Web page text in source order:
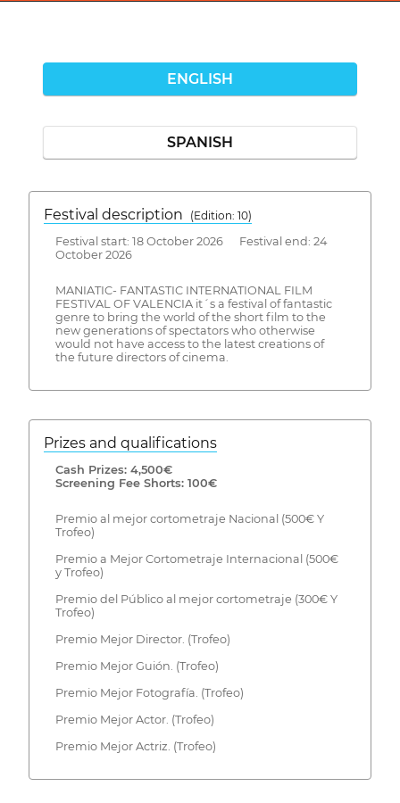
ENGLISH
SPANISH
Festival description
(Edition: 10)
Festival start: 18 October 2026 Festival end: 24
October 2026
MANIATIC- FANTASTIC INTERNATIONAL FILM
FESTIVAL OF VALENCIA it´s a festival of fantastic
genre to bring the world of the short film to the
new generations of spectators who otherwise
would not have access to the latest creations of
the future directors of cinema.
Prizes and qualifications
Cash Prizes: 4,500€
Screening Fee Shorts: 100€
Premio al mejor cortometraje Nacional (500€ Y
Trofeo)
Premio a Mejor Cortometraje Internacional (500€
y Trofeo)
Premio del Público al mejor cortometraje (300€ Y
Trofeo)
Premio Mejor Director. (Trofeo)
Premio Mejor Guión. (Trofeo)
Premio Mejor Fotografía. (Trofeo)
Premio Mejor Actor. (Trofeo)
Premio Mejor Actriz. (Trofeo)